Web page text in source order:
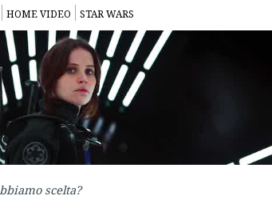
HOME VIDEO STAR WARS
scelta?